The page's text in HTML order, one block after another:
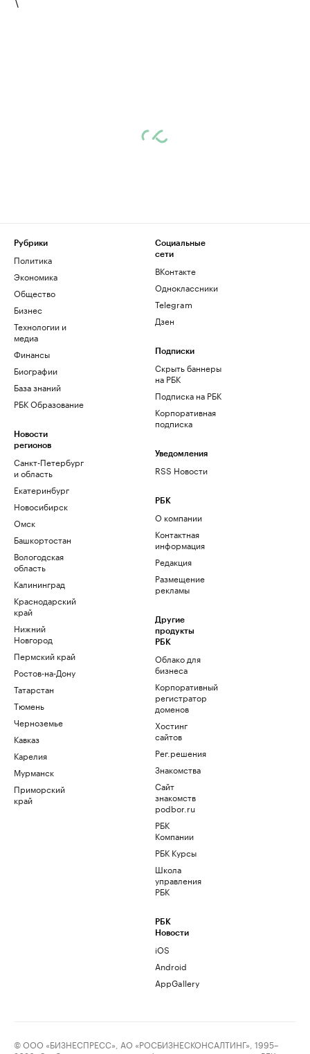
Рубрики
Политика
Экономика
Общество
Бизнес
Технологии и
медиа
Финансы
Биографии
База знаний
РБК Образование
Новости
регионов
Санкт-Петербург
и область
Екатеринбург
Новосибирск
Омск
Башкортостан
Вологодская
область
Калининград
Краснодарский
край
Нижний
Новгород
Пермский край
Ростов-на-Дону
Татарстан
Тюмень
Черноземье
Кавказ
Карелия
Мурманск
Приморский
край
Социальные
сети
ВКонтакте
Одноклассники
Telegram
Дзен
Подписки
Скрыть баннеры
на РБК
Подписка на РБК
Корпоративная
подписка
Уведомления
RSS Новости
РБК
О компании
Контактная
информация
Редакция
Размещение
рекламы
Другие
продукты
РБК
Облако для
бизнеса
Корпоративный
регистратор
доменов
Хостинг
сайтов
Рег.решения
Знакомства
Сайт
знакомств
podbor.ru
РБК
Компании
РБК Курсы
Школа
управления
РБК
РБК
Новости
iOS
Android
AppGallery
© ООО «БИЗНЕСПРЕСС», АО «РОСБИЗНЕСКОНСАЛТИНГ», 1995–